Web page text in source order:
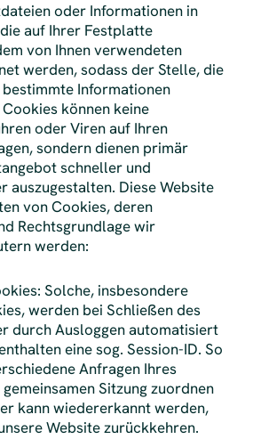
oder Informationen in
auf Ihrer Festplatte
von Ihnen verwendeten
werden, sodass der Stelle, die
Informationen
können keine
oder Viren auf Ihren
sondern dienen primär
schneller und
auszugestalten. Diese Website
von Cookies, deren
Rechtsgrundlage wir
werden:
Solche, insbesondere
werden bei Schließen des
durch Ausloggen automatisiert
eine sog. Session-ID. So
Anfragen Ihres
Sitzung zuordnen
kann wiedererkannt werden,
Website zurückkehren.